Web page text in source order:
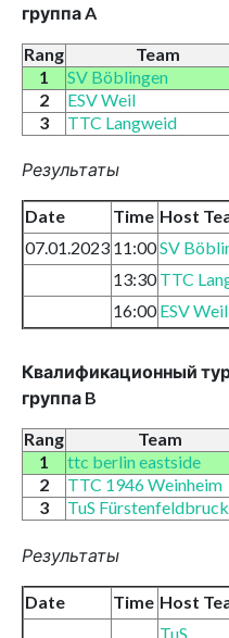
группа A
Rang
Team
1
SV Böblingen
2
ESV Weil
3
TTC Langweid
Результаты
Date Time Host
07.01.2023 11:00SV
13:30 TTC
16:00 ESV Weil
Квалификационный
группа B
Rang
Team
1
ttc berlin eastside
2
TTC 1946 Weinheim
3
TuS Fürstenfeldbruck
Результаты
Date Time Host
TuS